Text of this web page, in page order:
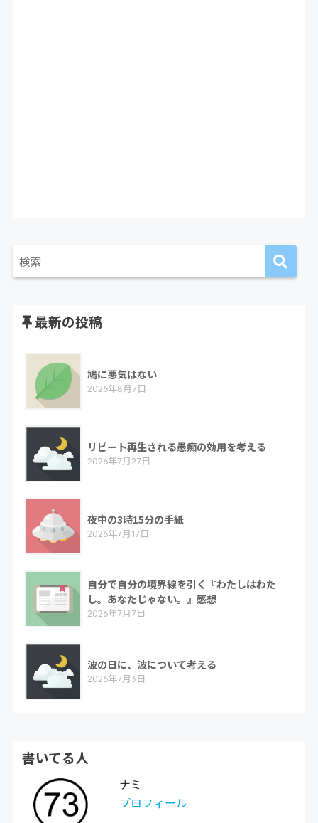
最新の投稿
鳩に悪気はない
2026年8月7日
リピート再生される愚痴の効用を考える
2026年7月27日
夜中の3時15分の手紙
2026年7月17日
自分で自分の境界線を引く『わたしはわた
し。あなたじゃない。』感想
2026年7月7日
波の日に、波について考える
2026年7月3日
書いてる人
ナミ
プロフィール